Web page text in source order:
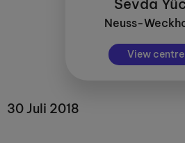
Sevda
Neuss-
View centre
30 Juli 2018